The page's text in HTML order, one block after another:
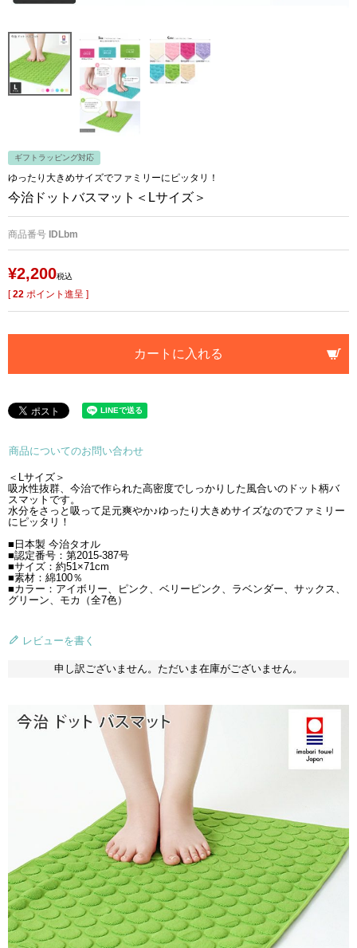
ギフトラッピング対応
ゆったり大きめサイズでファミリーにピッタリ！
今治ドットバスマット＜Lサイズ＞
商品番号 IDLbm
¥2,200税込
[22 ポイント進呈 ]
カートに入れる
商品についてのお問い合わせ
＜Lサイズ＞
吸水性抜群、今治で作られた高密度でしっかりした風合いのドット柄バ
スマットです。
水分をさっと吸って足元爽やか♪ゆったり大きめサイズなのでファミリー
にピッタリ！
■日本製 今治タオル
■認定番号：第2015-387号
■サイズ：約51×71cm
■素材：綿100％
■カラー：アイボリー、ピンク、ベリーピンク、ラベンダー、サックス、
グリーン、モカ（全7色）
レビューを書く
申し訳ございません。ただいま在庫がございません。